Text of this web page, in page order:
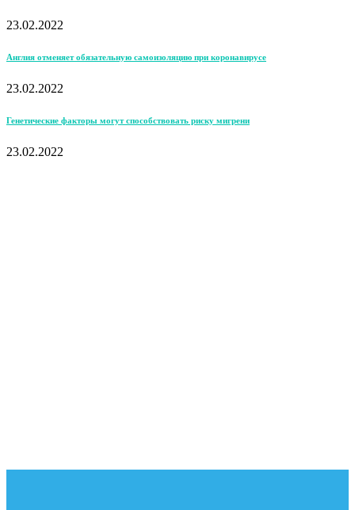
23.02.2022
Англия отменяет обязательную самоизоляцию при коронавирусе
23.02.2022
Генетические факторы могут способствовать риску мигрени
23.02.2022